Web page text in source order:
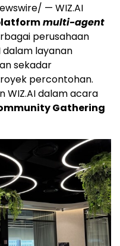
— WIZ.AI
multi-agent
perusahaan
layanan
sekadar
percontohan.
WIZ.AI dalam acara
Gathering